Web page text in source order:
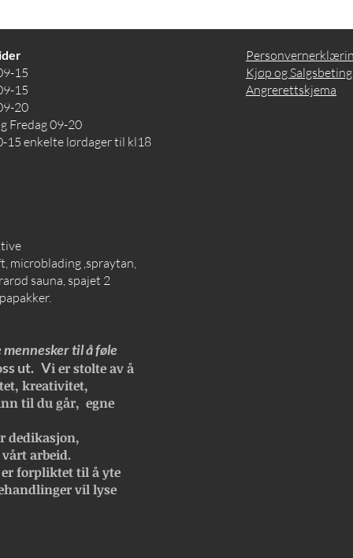
15
15
20
Fredag 09-20
15 enkelte lørdager til kl18
Kjøp og
Angrerettskjema
microblading ,spraytan,
sauna, spajet 2
til å føle
ut. Vi er stolte av å
kreativitet,
til du går, egne
dedikasjon,
arbeid.
forpliktet til å yte
vil lyse